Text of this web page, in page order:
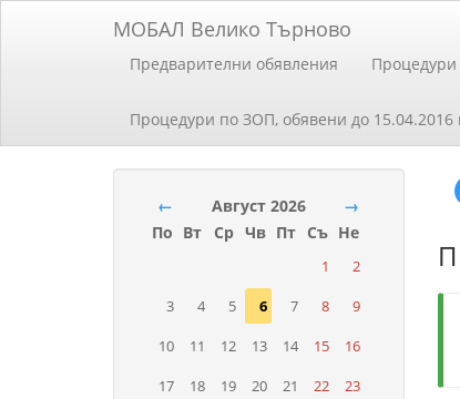
МОБАЛ Велико Търново
Предварителни обявления
Процедури по ЗОП, обявени до 15.04.2016
← Август 2026
→
По Вт Ср Чв Пт Съ Не
1
2
3
4 5 6 7 8
9
10
11 12 13 14 15
16
17
18 19 20 21 22
23